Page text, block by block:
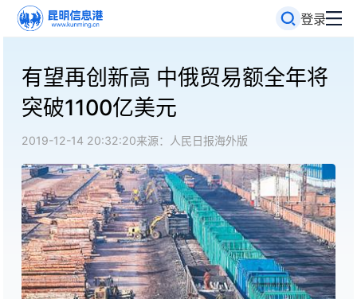
登录
有望再创新高 中俄贸易额全年将
突破1100亿美元
2019-12-14 20:32:20来源：人民日报海外版